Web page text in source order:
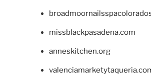
missblackpasadena.com
anneskitchen.org